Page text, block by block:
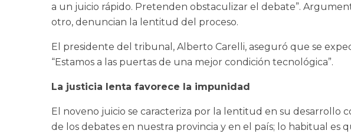
a un juicio rápido. Pretenden obstaculizar el debate”.
otro, denuncian la lentitud del proceso.
El presidente del tribunal, Alberto Carelli, aseguró que se
“Estamos a las puertas de una mejor condición tecnológica”.
La justicia lenta favorece la impunidad
El noveno juicio se caracteriza por la lentitud en su desarrollo
de los debates en nuestra provincia y en el país; lo habitual es